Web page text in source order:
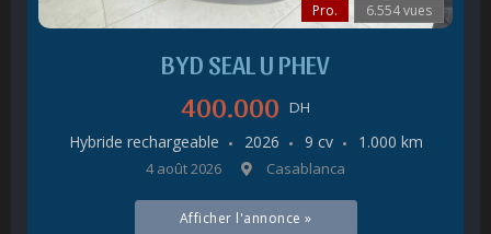
Pro. 6.554 vues
BYD SEAL U PHEV
400.000 DH
Hybride rechargeable 2026 9 cv 1.000 km
4 août 2026 Casablanca
Afficher l'annonce »